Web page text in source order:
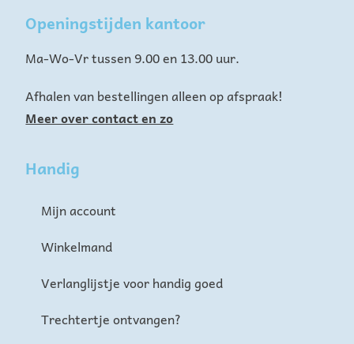
Openingstijden kantoor
Ma-Wo-Vr tussen 9.00 en 13.00 uur.
Afhalen van bestellingen alleen op afspraak!
Meer over contact en zo
Handig
Mijn account
Winkelmand
Verlanglijstje voor handig goed
Trechtertje ontvangen?